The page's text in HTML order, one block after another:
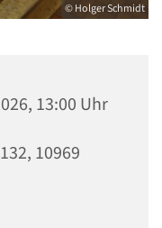
© Holger Schmidt
13:00 Uhr
10969